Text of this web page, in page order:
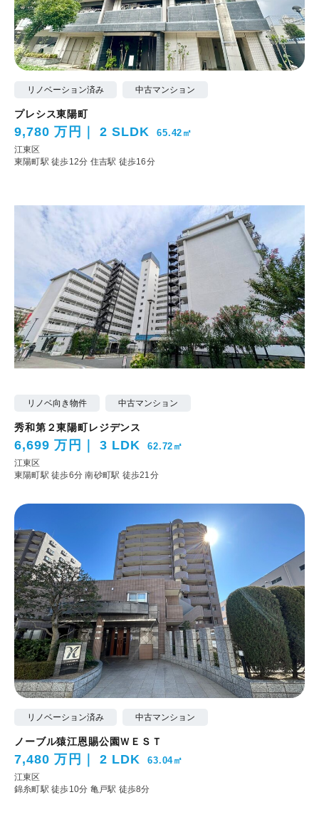
リノベーション済み 中古マンション
プレシス東陽町
9,780 万円 2 SLDK 65.42㎡
江東区
東陽町駅 徒歩12分 住吉駅 徒歩16分
リノベ向き物件 中古マンション
秀和第２東陽町レジデンス
6,699 万円 3 LDK 62.72㎡
江東区
東陽町駅 徒歩6分南砂町駅 徒歩21分
リノベーション済み 中古マンション
ノーブル猿江恩賜公園ＷＥＳＴ
7,480 万円 2 LDK 63.04㎡
江東区
錦糸町駅 徒歩10分 亀戸駅 徒歩8分